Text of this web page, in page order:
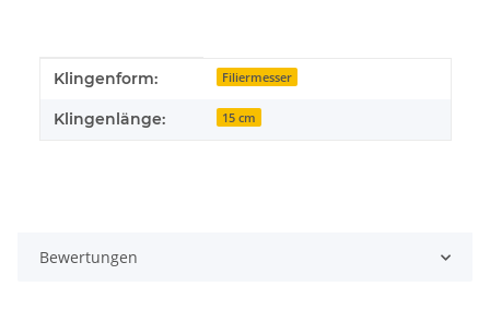
Produkteigenschaft
Wert
Klingenform: Filiermesser
Klingenlänge: 15 cm
Bewertungen